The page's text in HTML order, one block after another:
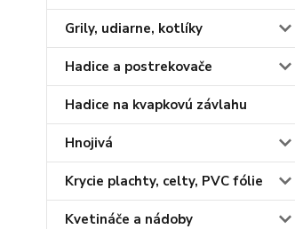
Grily, udiarne, kotlíky
Hadice a postrekovače
Hadice na kvapkovú závlahu
Hnojivá
Krycie plachty, celty, PVC fólie
Kvetináče a nádoby